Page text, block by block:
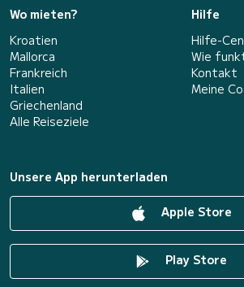
Wo mieten?
Kroatien
Mallorca
Frankreich
Italien
Griechenland
Alle Reiseziele
Hilfe
Hilfe-
Wie
Kontakt
Meine
Unsere App herunterladen
Apple Store
Play Store